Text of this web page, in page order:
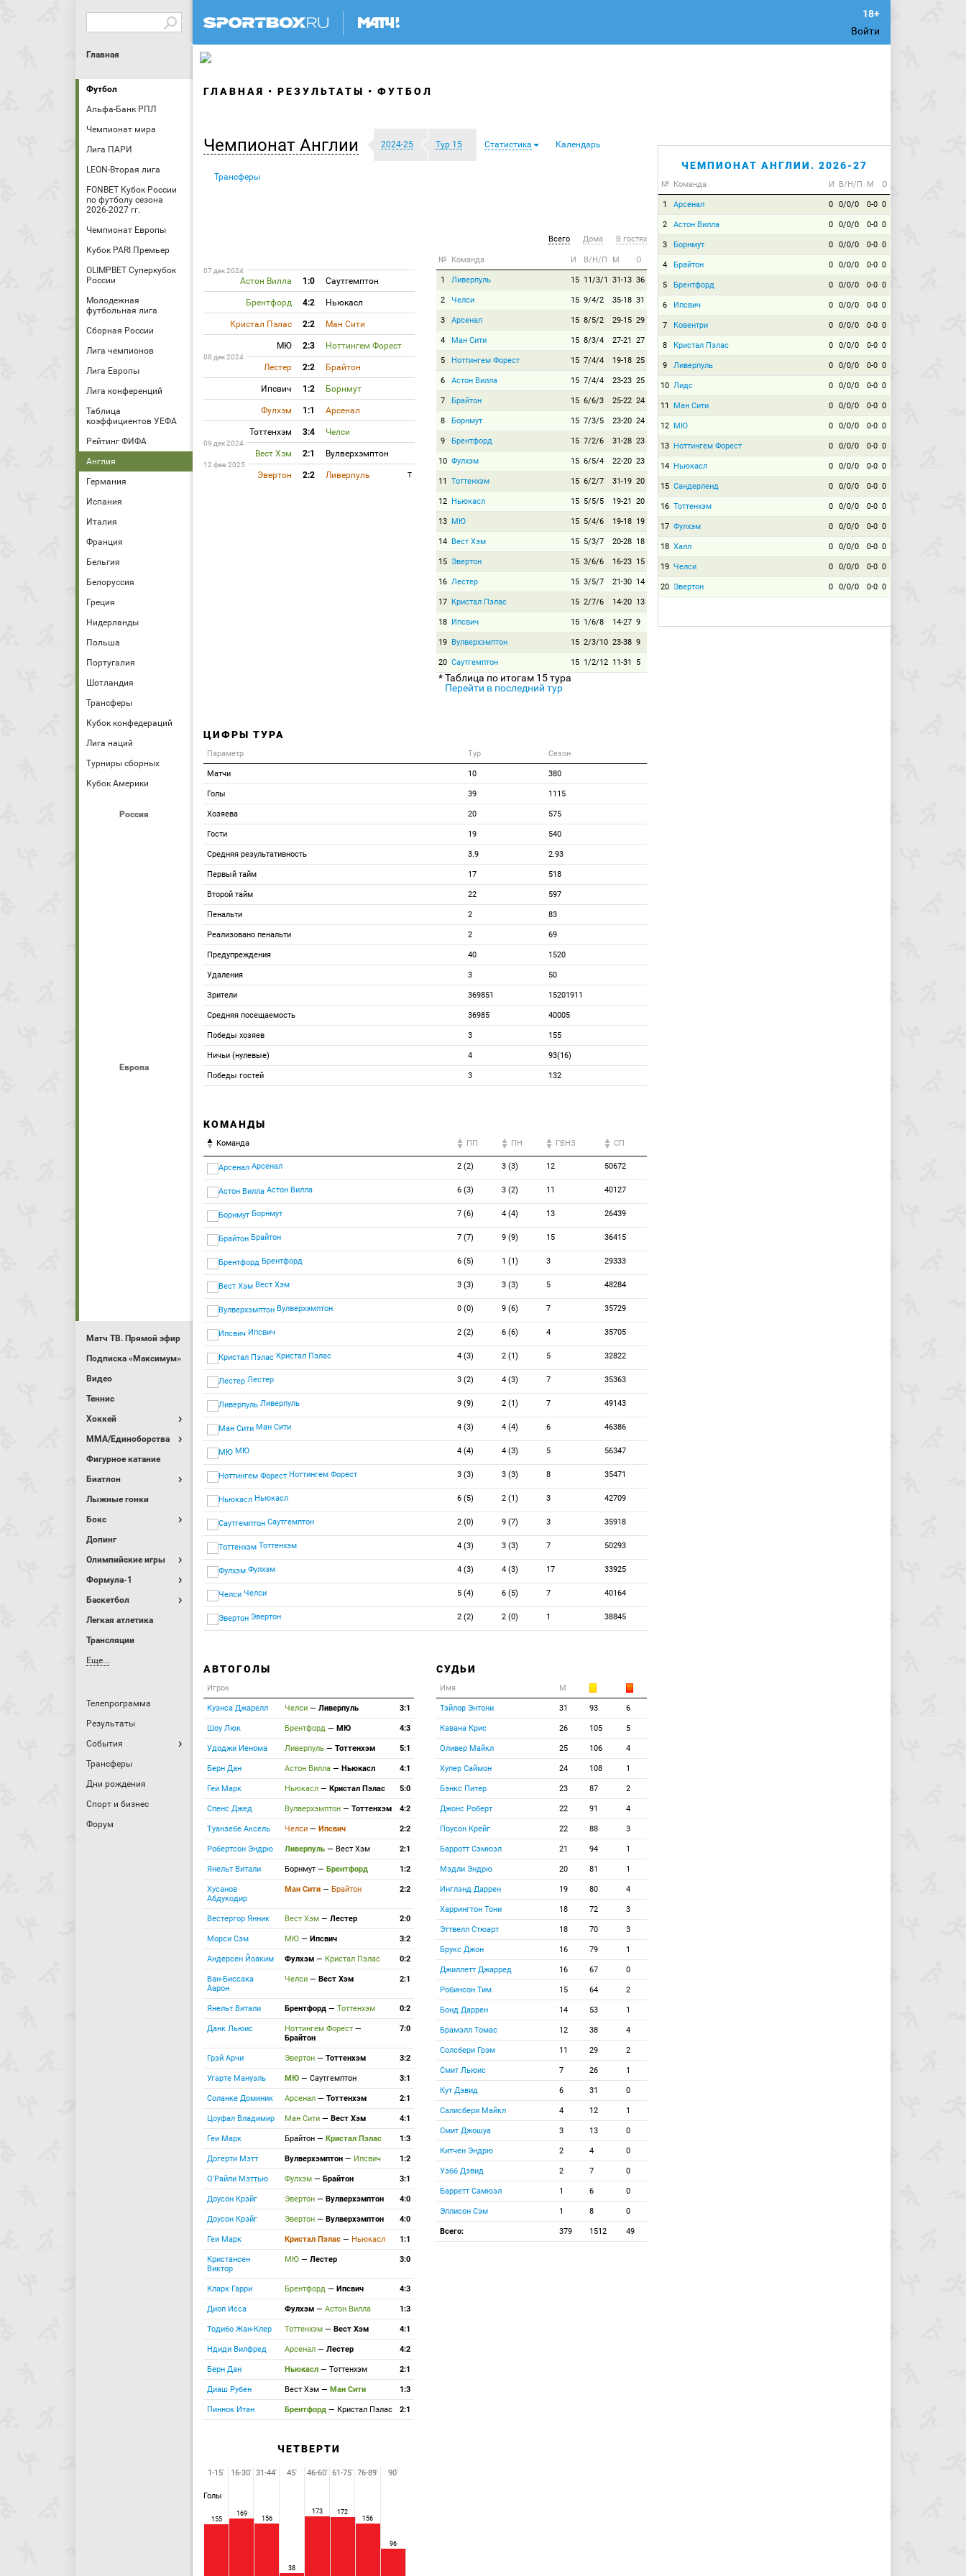
Войти
Главная
Футбол
Альфа-Банк РПЛ
Чемпионат мира
Лига ПАРИ
LEON-Вторая лига
FONBET Кубок России
по футболу сезона
2026-2027 гг.
Чемпионат Европы
Кубок PARI Премьер
OLIMPBET Суперкубок
России
Молодежная
футбольная лига
Сборная России
Лига чемпионов
Лига Европы
Лига конференций
Таблица
коэффициентов УЕФА
Рейтинг ФИФА
Англия
Германия
Испания
Италия
Франция
Бельгия
Белоруссия
Греция
Нидерланды
Польша
Португалия
Шотландия
Трансферы
Кубок конфедераций
Лига наций
Турниры сборных
Кубок Америки
Россия
Европа
Матч ТВ. Прямой эфир
Подписка «Максимум»
Видео
Теннис
Хоккей
MMA/Единоборства
Фигурное катание
Биатлон
Лыжные гонки
Бокс
Допинг
Олимпийские игры
Формула-1
Баскетбол
Легкая атлетика
Трансляции
Еще...
Телепрограмма
Результаты
События
Трансферы
Дни рождения
Спорт и бизнес
Форум
ГЛАВНАЯ РЕЗУЛЬТАТЫ ФУТБОЛ
Чемпионат Англии 2024-25 Тур 15 Статистика Календарь
Трансферы
07 дек 2024
Астон Вилла 1:0 Саутгемптон
Брентфорд 4:2 Ньюкасл
Кристал Пэлас 2:2 Ман Сити
МЮ 2:3 Ноттингем Форест
08 дек 2024
Лестер 2:2 Брайтон
Ипсвич 1:2 Борнмут
Фулхэм 1:1 Арсенал
Тоттенхэм 3:4 Челси
09 дек 2024
Вест Хэм 2:1 Вулверхэмптон
12 фев 2025
Эвертон 2:2 Ливерпуль T
Всего Дома В гостях
№ Команда И В/Н/П М О
1 Ливерпуль 15 11/3/1 31-13 36
2 Челси 15 9/4/2 35-18 31
3 Арсенал 15 8/5/2 29-15 29
4 Ман Сити 15 8/3/4 27-21 27
5 Ноттингем Форест 15 7/4/4 19-18 25
6 Астон Вилла 15 7/4/4 23-23 25
7 Брайтон 15 6/6/3 25-22 24
8 Борнмут 15 7/3/5 23-20 24
9 Брентфорд 15 7/2/6 31-28 23
10 Фулхэм 15 6/5/4 22-20 23
11 Тоттенхэм 15 6/2/7 31-19 20
12 Ньюкасл 15 5/5/5 19-21 20
13 МЮ 15 5/4/6 19-18 19
14 Вест Хэм 15 5/3/7 20-28 18
15 Эвертон 15 3/6/6 16-23 15
16 Лестер 15 3/5/7 21-30 14
17 Кристал Пэлас 15 2/7/6 14-20 13
18 Ипсвич 15 1/6/8 14-27 9
19 Вулверхэмптон 15 2/3/10 23-38 9
20 Саутгемптон 15 1/2/12 11-31 5
* Таблица по итогам 15 тура
Перейти в последний тур
ЦИФРЫ ТУРА
Параметр Тур Сезон
Матчи 10 380
Голы 39 1115
Хозяева 20 575
Гости 19 540
Средняя результативность 3.9 2.93
Первый тайм 17 518
Второй тайм 22 597
Пенальти 2 83
Реализовано пенальти 2 69
Предупреждения 40 1520
Удаления 3 50
Зрители 369851 15201911
Средняя посещаемость 36985 40005
Победы хозяев 3 155
Ничьи (нулевые) 4 93(16)
Победы гостей 3 132
КОМАНДЫ
Команда ПП ПН ГВНЗ СП
Арсенал 2 (2) 3 (3) 12 50672
Астон Вилла 6 (3) 3 (2) 11 40127
Борнмут 7 (6) 4 (4) 13 26439
Брайтон 7 (7) 9 (9) 15 36415
Брентфорд 6 (5) 1 (1) 3 29333
Вест Хэм 3 (3) 3 (3) 5 48284
Вулверхэмптон 0 (0) 9 (6) 7 35729
Ипсвич 2 (2) 6 (6) 4 35705
Кристал Пэлас 4 (3) 2 (1) 5 32822
Лестер 3 (2) 4 (3) 7 35363
Ливерпуль 9 (9) 2 (1) 7 49143
Ман Сити 4 (3) 4 (4) 6 46386
МЮ 4 (4) 4 (3) 5 56347
Ноттингем Форест 3 (3) 3 (3) 8 35471
Ньюкасл 6 (5) 2 (1) 3 42709
Саутгемптон 2 (0) 9 (7) 3 35918
Тоттенхэм 4 (3) 3 (3) 7 50293
Фулхэм 4 (3) 4 (3) 17 33925
Челси 5 (4) 6 (5) 7 40164
Эвертон 2 (2) 2 (0) 1 38845
АВТОГОЛЫ
Игрок
Куэнса Джарелл Челси — Ливерпуль 3:1
Шоу Люк Брентфорд — МЮ 4:3
Удоджи Иенома Ливерпуль — Тоттенхэм 5:1
Берн Дан Астон Вилла — Ньюкасл 4:1
Геи Марк Ньюкасл — Кристал Пэлас 5:0
Спенс Джед Вулверхэмптон — Тоттенхэм 4:2
Туанзебе Аксель Челси — Ипсвич 2:2
Робертсон Эндрю Ливерпуль — Вест Хэм 2:1
Янельт Витали Борнмут — Брентфорд 1:2
Хусанов
Абдукодир
Ман Сити — Брайтон 2:2
Вестергор Янник Вест Хэм — Лестер 2:0
Морси Сэм МЮ — Ипсвич 3:2
Андерсен Йоаким Фулхэм — Кристал Пэлас 0:2
Ван-Биссака
Аарон
Челси — Вест Хэм 2:1
Янельт Витали Брентфорд — Тоттенхэм 0:2
Данк Льюис Ноттингем Форест —
Брайтон
7:0
Грэй Арчи Эвертон — Тоттенхэм 3:2
Угарте Мануэль МЮ — Саутгемптон 3:1
Соланке Доминик Арсенал — Тоттенхэм 2:1
Цоуфал Владимир Ман Сити — Вест Хэм 4:1
Геи Марк Брайтон — Кристал Пэлас 1:3
Догерти Мэтт Вулверхэмптон — Ипсвич 1:2
О'Райли Мэттью Фулхэм — Брайтон 3:1
Доусон Крэйг Эвертон — Вулверхэмптон 4:0
Доусон Крэйг Эвертон — Вулверхэмптон 4:0
Геи Марк Кристал Пэлас — Ньюкасл 1:1
Кристансен
Виктор
МЮ — Лестер 3:0
Кларк Гарри Брентфорд — Ипсвич 4:3
Диоп Исса Фулхэм — Астон Вилла 1:3
Тодибо Жан-Клер Тоттенхэм — Вест Хэм 4:1
Ндиди Вилфред Арсенал — Лестер 4:2
Берн Дан Ньюкасл — Тоттенхэм 2:1
Диаш Рубен Вест Хэм — Ман Сити 1:3
Пиннок Итан Брентфорд — Кристал Пэлас 2:1
ЧЕТВЕРТИ
Голы
155
169
156
38
173
172
156
96
1-15' 16-30' 31-44' 45' 46-60' 61-75' 76-89' 90'
СУДЬИ
Имя М
Тэйлор Энтони 31 93 6
Кавана Крис 26 105 5
Оливер Майкл 25 106 4
Хупер Саймон 24 108 1
Бэнкс Питер 23 87 2
Джонс Роберт 22 91 4
Поусон Крейг 22 88 3
Барротт Сэмюэл 21 94 1
Мэдли Эндрю 20 81 1
Инглэнд Даррен 19 80 4
Харрингтон Тони 18 72 3
Эттвелл Стюарт 18 70 3
Брукс Джон 16 79 1
Джиллетт Джарред 16 67 0
Робинсон Тим 15 64 2
Бонд Даррен 14 53 1
Брамэлл Томас 12 38 4
Солсбери Грэм 11 29 2
Смит Льюис 7 26 1
Кут Дэвид 6 31 0
Салисбери Майкл 4 12 1
Смит Джошуа 3 13 0
Китчен Эндрю 2 4 0
Уэбб Дэвид 2 7 0
Барретт Самюэл 1 6 0
Эллисон Сэм 1 8 0
Всего: 379 1512 49
ЧЕМПИОНАТ АНГЛИИ. 2026-27
№ Команда И В/Н/П М О
1 Арсенал 0 0/0/0 0-0 0
2 Астон Вилла 0 0/0/0 0-0 0
3 Борнмут 0 0/0/0 0-0 0
4 Брайтон 0 0/0/0 0-0 0
5 Брентфорд 0 0/0/0 0-0 0
6 Ипсвич 0 0/0/0 0-0 0
7 Ковентри 0 0/0/0 0-0 0
8 Кристал Пэлас 0 0/0/0 0-0 0
9 Ливерпуль 0 0/0/0 0-0 0
10 Лидс 0 0/0/0 0-0 0
11 Ман Сити 0 0/0/0 0-0 0
12 МЮ 0 0/0/0 0-0 0
13 Ноттингем Форест 0 0/0/0 0-0 0
14 Ньюкасл 0 0/0/0 0-0 0
15 Сандерленд 0 0/0/0 0-0 0
16 Тоттенхэм 0 0/0/0 0-0 0
17 Фулхэм 0 0/0/0 0-0 0
18 Халл 0 0/0/0 0-0 0
19 Челси 0 0/0/0 0-0 0
20 Эвертон 0 0/0/0 0-0 0